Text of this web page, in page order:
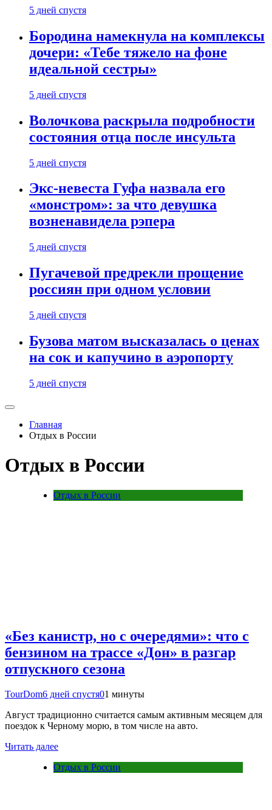
5 дней спустя
Бородина намекнула на комплексы
дочери: «Тебе тяжело на фоне
идеальной сестры»
5 дней спустя
Волочкова раскрыла подробности
состояния отца после инсульта
5 дней спустя
Экс-невеста Гуфа назвала его
«монстром»: за что девушка
возненавидела рэпера
5 дней спустя
Пугачевой предрекли прощение
россиян при одном условии
5 дней спустя
Бузова матом высказалась о ценах
на сок и капучино в аэропорту
5 дней спустя
Главная
Отдых в России
Отдых в России
Отдых в России
«Без канистр, но с очередями»: что с
бензином на трассе «Дон» в разгар
отпускного сезона
TourDom6 дней спустя01 минуты
Август традиционно считается самым активным месяцем для
поездок к Черному морю, в том числе на авто.
Читать далее
Отдых в России